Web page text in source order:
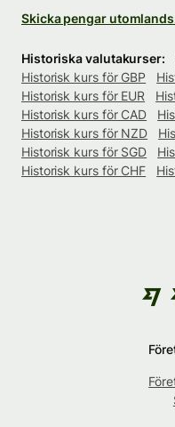
Skicka pengar
Historiska valutakurser:
Historisk kurs för GBP
Historisk kurs för EUR
Historisk kurs för CAD
Historisk kurs för NZD
Historisk kurs för SGD
Historisk kurs för CHF